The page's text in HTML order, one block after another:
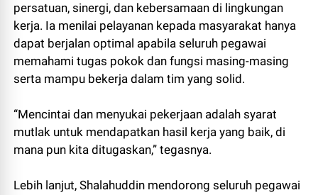
persatuan, sinergi, dan kebersamaan di lingkungan
kerja. Ia menilai pelayanan kepada masyarakat hanya
dapat berjalan optimal apabila seluruh pegawai
memahami tugas pokok dan fungsi masing-masing
serta mampu bekerja dalam tim yang solid.
“Mencintai dan menyukai pekerjaan adalah syarat
mutlak untuk mendapatkan hasil kerja yang baik, di
mana pun kita ditugaskan,” tegasnya.
Lebih lanjut, Shalahuddin mendorong seluruh pegawai